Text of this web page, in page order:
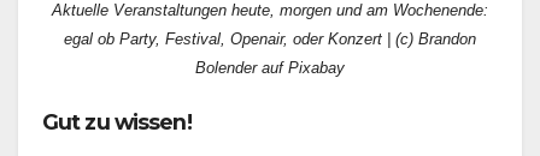
Aktuelle Veranstaltungen heute, morgen und am Wochenende:
egal ob Party, Festival, Openair, oder Konzert | (c) Brandon
Bolender auf Pixabay
Gut zu wissen!